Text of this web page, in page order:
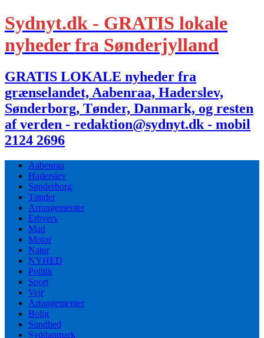
Sydnyt.dk - GRATIS lokale
nyheder fra Sønderjylland
GRATIS LOKALE nyheder fra
grænselandet, Aabenraa, Haderslev,
Sønderborg, Tønder, Danmark, og resten
af verden - redaktion@sydnyt.dk - mobil
2124 2696
Aabenraa
Haderslev
Sønderborg
Tønder
Arrangementer
Erhverv
Mad
Motor
Natur
NYHED
Politik
Sport
Vejr
Arrangementer
Bolig
Sundhed
Syddanmark